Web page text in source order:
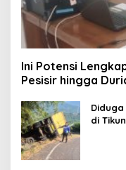
Ini Potensi
Pesisir hingga
di